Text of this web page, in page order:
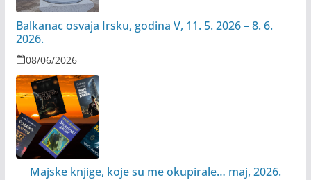
Balkanac osvaja Irsku, godina V, 11. 5. 2026 – 8. 6.
2026.
08/06/2026
Majske knjige, koje su me okupirale… maj, 2026.